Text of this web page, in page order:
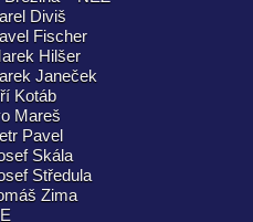
Diviš
Fischer
Hilšer
Janeček
Kotáb
Mareš
Pavel
Skála
Středula
Zima